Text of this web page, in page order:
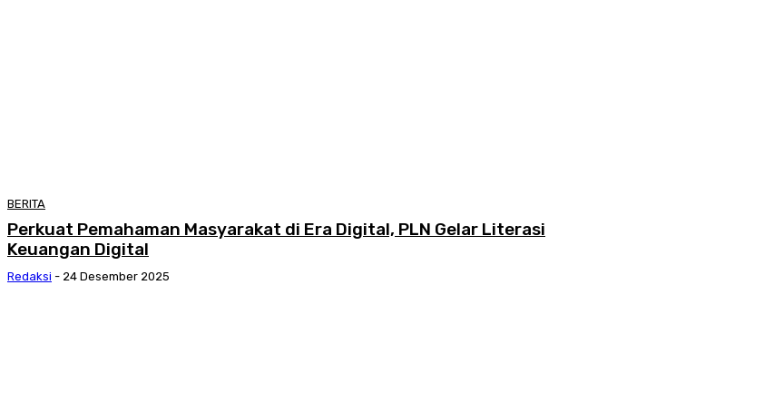
BERITA
Perkuat Pemahaman Masyarakat di Era Digital, PLN Gelar Literasi
Keuangan Digital
Redaksi - 24 Desember 2025